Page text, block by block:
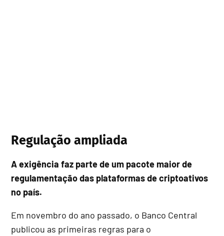
Regulação ampliada
A exigência faz parte de um pacote maior de
regulamentação das plataformas de criptoativos
no país.
Em novembro do ano passado, o Banco Central
publicou as primeiras regras para o